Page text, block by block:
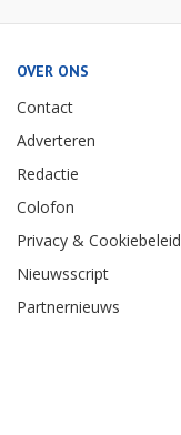
OVER ONS
Contact
Adverteren
Redactie
Colofon
Privacy & Cookiebeleid
Nieuwsscript
Partnernieuws